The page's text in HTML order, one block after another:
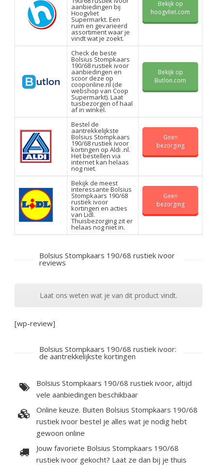
aanbiedingen bij
Hoogvliet
Supermarkt. Een
ruim en gevarieerd
assortiment waar je
vindt wat je zoekt.
Bekijk op
hoogvliet.com
Check de beste
Bolsius Stompkaars
190/68 rustiek ivoor
aanbiedingen en
scoor deze op
cooponline.nl (de
webshop van Coop
Supermarkt). Laat
tuisbezorgen of haal
af in winkel.
Bekijk op
Butlon.com
Bestel de
aantrekkelijkste
Bolsius Stompkaars
190/68 rustiek ivoor
kortingen op Aldi .nl.
Het bestellen via
internet kan helaas
nog niet.
Geen
bezorging
Bekijk de meest
interessante Bolsius
Stompkaars 190/68
rustiek ivoor
kortingen en acties
van Lidl.
Thuisbezorging zit er
helaas nog niet in.
Geen
bezorging
Bolsius Stompkaars 190/68 rustiek ivoor
reviews
Laat ons weten wat je van dit product vindt.
[wp-review]
Bolsius Stompkaars 190/68 rustiek ivoor:
de aantrekkelijkste kortingen
Bolsius Stompkaars 190/68 rustiek ivoor, altijd
vele aanbiedingen beschikbaar
Online keuze. Buiten Bolsius Stompkaars 190/68
rustiek ivoor bestel je alles wat je nodig hebt
gewoon online
Jouw favoriete Bolsius Stompkaars 190/68
rustiek ivoor gekocht? Laat ze dan bij je thuis